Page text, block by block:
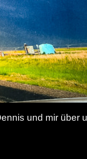
und mir über